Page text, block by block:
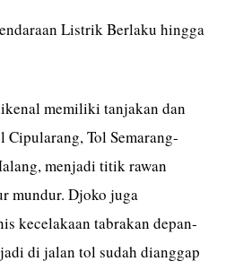
Listrik Berlaku hingga
memiliki tanjakan dan
Cipularang, Tol Semarang-
menjadi titik rawan
mundur. Djoko juga
kecelakaan tabrakan depan-
di jalan tol sudah dianggap